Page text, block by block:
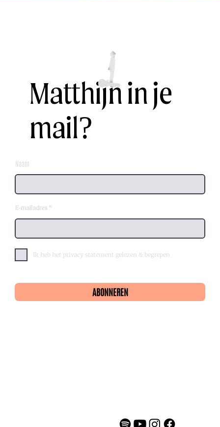
ABONNEREN
Ik heb het privacy statement gelezen & begrepen
E-mailadres
Naam
Matthijn in je
mail?